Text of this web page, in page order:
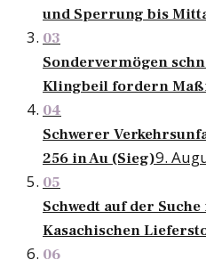
und Sperrung bis
03
Sondervermögen
Klingbeil fordern
04
Schwerer
256 in Au (Sieg)9.
05
Schwedt auf der
Kasachischen
06